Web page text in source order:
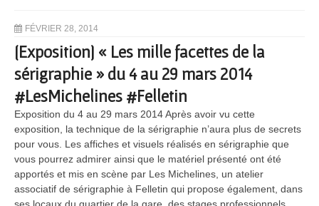
FÉVRIER 28, 2014
[Exposition] « Les mille facettes de la
sérigraphie » du 4 au 29 mars 2014
#LesMichelines #Felletin
Exposition du 4 au 29 mars 2014 Après avoir vu cette
exposition, la technique de la sérigraphie n’aura plus de secrets
pour vous. Les affiches et visuels réalisés en sérigraphie que
vous pourrez admirer ainsi que le matériel présenté ont été
apportés et mis en scène par Les Michelines, un atelier
associatif de sérigraphie à Felletin qui propose également, dans